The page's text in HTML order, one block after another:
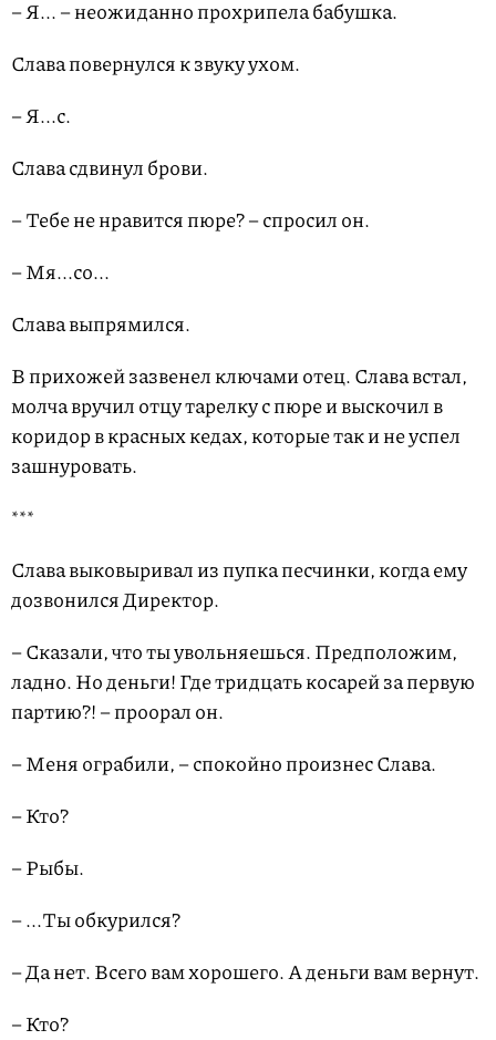
– Я... – неожиданно прохрипела бабушка.
Слава повернулся к звуку ухом.
– Я...с.
Слава сдвинул брови.
– Тебе не нравится пюре? – спросил он.
– Мя...со...
Слава выпрямился.
В прихожей зазвенел ключами отец. Слава встал,
молча вручил отцу тарелку с пюре и выскочил в
коридор в красных кедах, которые так и не успел
зашнуровать.
***
Слава выковыривал из пупка песчинки, когда ему
дозвонился Директор.
– Сказали, что ты увольняешься. Предположим,
ладно. Но деньги! Где тридцать косарей за первую
партию?! – проорал он.
– Меня ограбили, – спокойно произнес Слава.
– Кто?
– Рыбы.
– ...Ты обкурился?
– Да нет. Всего вам хорошего. А деньги вам вернут.
– Кто?